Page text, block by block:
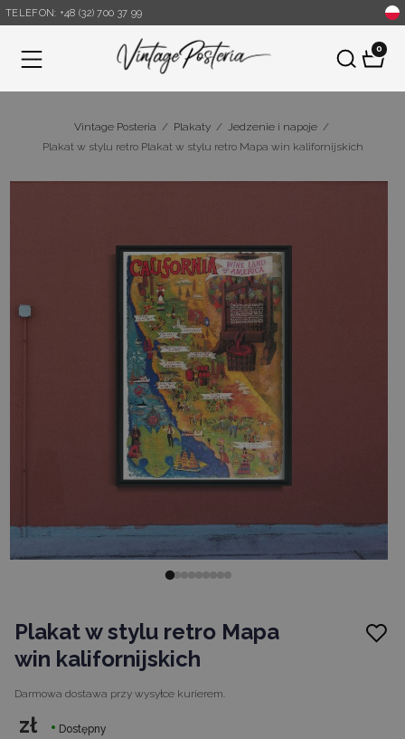
TELEFON: +48 (32) 700 37 99
Menu
0
Vintage Posteria / Plakaty / Jedzenie i napoje /
Plakat w stylu retro Plakat w stylu retro Mapa win kalifornijskich
Plakat w stylu retro Mapa
win kalifornijskich
Darmowa dostawa przy wysyłce kurierem.
zł Dostępny